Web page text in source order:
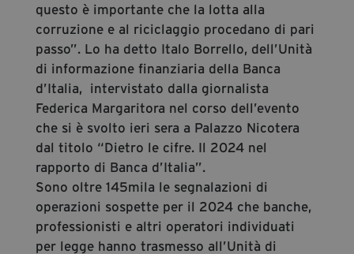
questo è importante che la lotta alla
corruzione e al riciclaggio procedano di pari
passo”. Lo ha detto Italo Borrello, dell’Unità
di informazione finanziaria della Banca
d’Italia, intervistato dalla giornalista
Federica Margaritora nel corso dell’evento
che si è svolto ieri sera a Palazzo Nicotera
dal titolo “Dietro le cifre. Il 2024 nel
rapporto di Banca d’Italia”.
Sono oltre 145mila le segnalazioni di
operazioni sospette per il 2024 che banche,
professionisti e altri operatori individuati
per legge hanno trasmesso all’Unità di